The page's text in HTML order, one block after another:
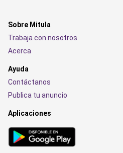
Sobre Mitula
Trabaja con nosotros
Acerca
Ayuda
Contáctanos
Publica tu anuncio
Aplicaciones